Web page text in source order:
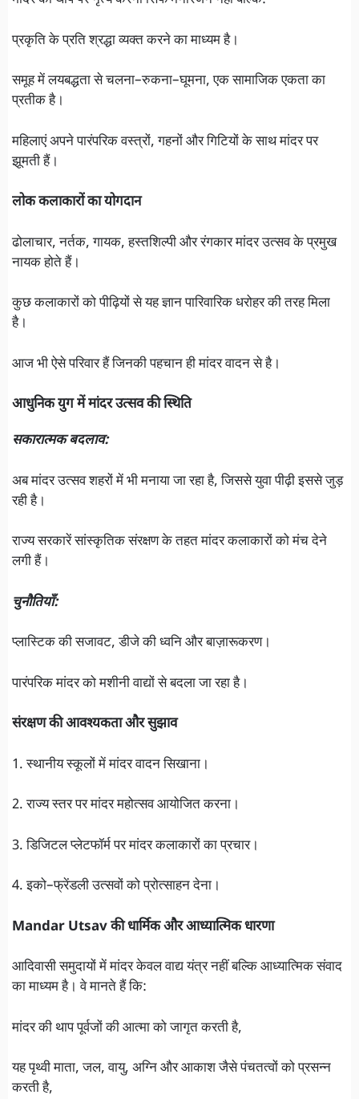
प्रकृति के प्रति श्रद्धा व्यक्त करने का माध्यम है।
समूह में लयबद्धता से चलना–रुकना–घूमना, एक सामाजिक एकता का
प्रतीक है।
महिलाएं अपने पारंपरिक वस्त्रों, गहनों और गिटियों के साथ मांदर पर
झूमती हैं।
लोक कलाकारों का योगदान
ढोलाचार, नर्तक, गायक, हस्तशिल्पी और रंगकार मांदर उत्सव के प्रमुख
नायक होते हैं।
कुछ कलाकारों को पीढ़ियों से यह ज्ञान पारिवारिक धरोहर की तरह मिला
है।
आज भी ऐसे परिवार हैं जिनकी पहचान ही मांदर वादन से है।
आधुनिक युग में मांदर उत्सव की स्थिति
सकारात्मक बदलाव:
अब मांदर उत्सव शहरों में भी मनाया जा रहा है, जिससे युवा पीढ़ी इससे जुड़
रही है।
राज्य सरकारें सांस्कृतिक संरक्षण के तहत मांदर कलाकारों को मंच देने
लगी हैं।
चुनौतियाँ:
प्लास्टिक की सजावट, डीजे की ध्वनि और बाज़ारूकरण।
पारंपरिक मांदर को मशीनी वाद्यों से बदला जा रहा है।
संरक्षण की आवश्यकता और सुझाव
1. स्थानीय स्कूलों में मांदर वादन सिखाना।
2. राज्य स्तर पर मांदर महोत्सव आयोजित करना।
3. डिजिटल प्लेटफॉर्म पर मांदर कलाकारों का प्रचार।
4. इको–फ्रेंडली उत्सवों को प्रोत्साहन देना।
Mandar Utsav की धार्मिक और आध्यात्मिक धारणा
आदिवासी समुदायों में मांदर केवल वाद्य यंत्र नहीं बल्कि आध्यात्मिक संवाद
का माध्यम है। वे मानते हैं कि:
मांदर की थाप पूर्वजों की आत्मा को जागृत करती है,
यह पृथ्वी माता, जल, वायु, अग्नि और आकाश जैसे पंचतत्वों को प्रसन्न
करती है,